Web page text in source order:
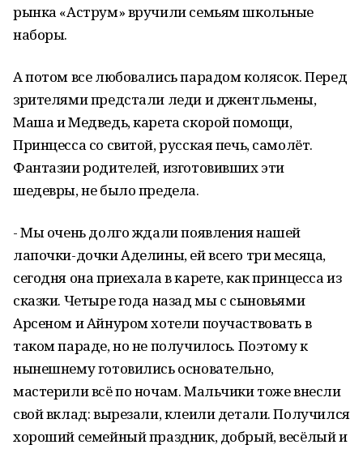
рынка «Аструм» вручили семьям школьные
наборы.
А потом все любовались парадом колясок. Перед
зрителями предстали леди и джентльмены,
Маша и Медведь, карета скорой помощи,
Принцесса со свитой, русская печь, самолёт.
Фантазии родителей, изготовивших эти
шедевры, не было предела.
- Мы очень долго ждали появления нашей
лапочки-дочки Аделины, ей всего три месяца,
сегодня она приехала в карете, как принцесса из
сказки. Четыре года назад мы с сыновьями
Арсеном и Айнуром хотели поучаствовать в
таком параде, но не получилось. Поэтому к
нынешнему готовились основательно,
мастерили всё по ночам. Мальчики тоже внесли
свой вклад: вырезали, клеили детали. Получился
хороший семейный праздник, добрый, весёлый и